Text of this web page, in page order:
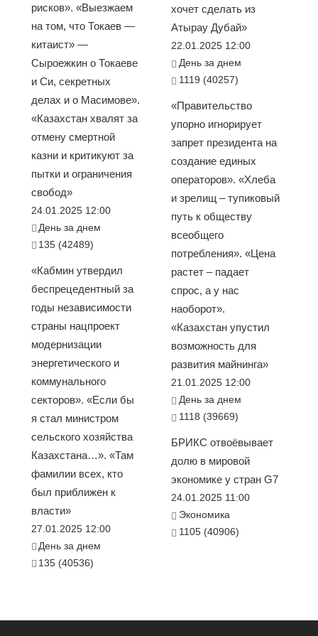
рисков». «Выезжаем
на том, что Токаев —
китаист» —
Сыроежкин о Токаеве
и Си, секретных
делах и о Масимове».
«Казахстан хвалят за
отмену смертной
казни и критикуют за
пытки и ограничения
свобод»
24.01.2025 12:00
День за днем
135 (42489)
«Кабмин утвердил
беспрецедентный за
годы независимости
страны нацпроект
модернизации
энергетического и
коммунального
секторов». «Если бы
я стал министром
сельского хозяйства
Казахстана…». «Там
фамилии всех, кто
был приближен к
власти»
27.01.2025 12:00
День за днем
135 (40536)
хочет сделать из
Атырау Дубай»
22.01.2025 12:00
День за днем
1119 (40257)
«Правительство
упорно игнорирует
запрет президента на
создание единых
операторов». «Хлеба
и зрелищ – тупиковый
путь к обществу
всеобщего
потребления». «Цена
растет – падает
спрос, а у нас
наоборот».
«Казахстан упустил
возможность для
развития майнинга»
21.01.2025 12:00
День за днем
1118 (39669)
БРИКС отвоёвывает
долю в мировой
экономике у стран G7
24.01.2025 11:00
Экономика
1105 (40906)